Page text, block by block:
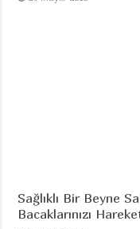
Sağlıklı Bir Beyne
Bacaklarınızı